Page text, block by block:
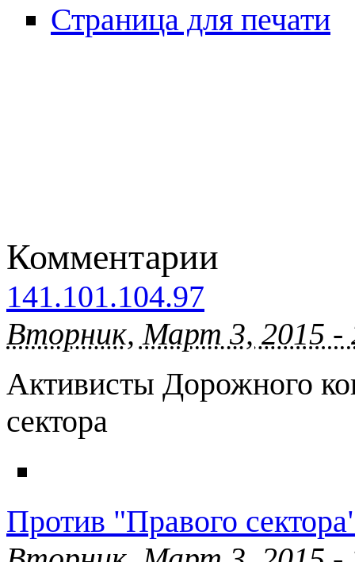
Страница для печати
Комментарии
141.101.104.97
Вторник, Март 3, 2015 -
Активисты Дорожного
сектора
Против "Правого